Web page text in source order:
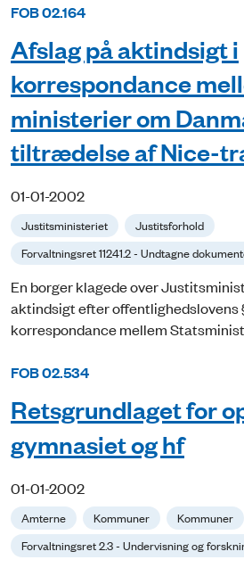
FOB 02.164
Afslag på aktindsigt i
korrespondance
ministerier om
tiltrædelse af Nice-
01-01-2002
Justitsministeriet
Justitsforhold
Forvaltningsret 11241.2 - Undtagne
En borger klagede over
aktindsigt efter offentlighedslovens §
korrespondance mellem
FOB 02.534
Retsgrundlaget for
gymnasiet og hf
01-01-2002
Amterne Kommuner
Kommuner
Forvaltningsret 2.3 - Undervisning og